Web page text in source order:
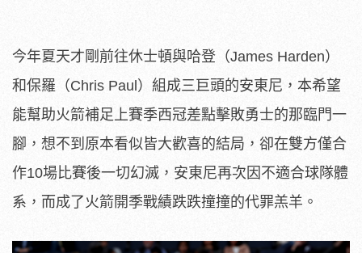
今年夏天才剛前往休士頓與哈登（James Harden）
和保羅（Chris Paul）組成三巨頭的安東尼，本希望
能幫助火箭補足上賽季西冠差點擊敗勇士的那臨門一
腳，想不到原本看似皆大歡喜的結局，卻在雙方僅合
作10場比賽後一切幻滅，安東尼再次因不適合球隊體
系，而成了火箭開季戰績跌跌撞撞的代罪羔羊。